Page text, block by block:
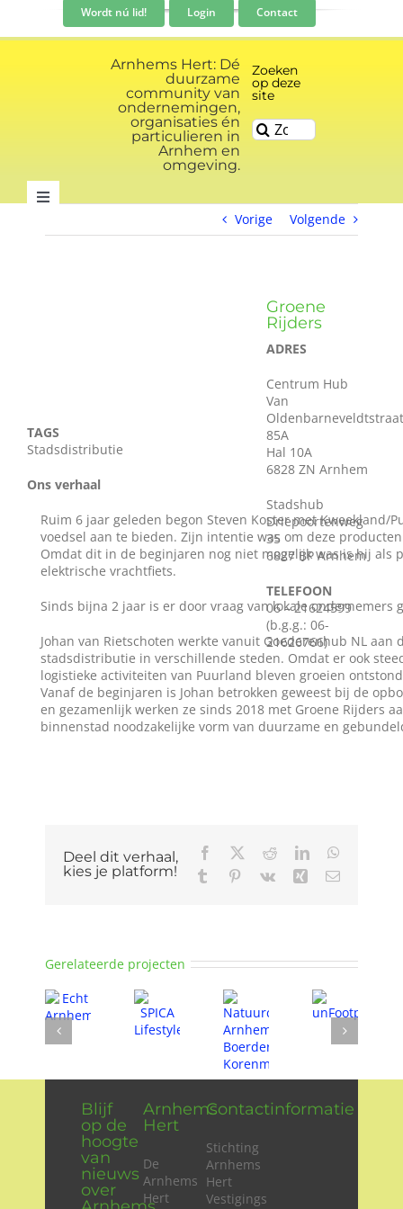
inhoud
Wordt nú lid! Login Contact
Arnhems Hert: Dé
duurzame
community van
ondernemingen,
organisaties én
particulieren in
Arnhem en
omgeving.
Zoeken
op deze
site
Zoeken
naar:
Toggle
Community
Diensten en produkten
Vacatures
Vorige Volgende
TAGS
Stadsdistributie
Ons verhaal
Ruim 6 jaar geleden begon Steven Koster met
voedsel aan te bieden. Zijn intentie was om deze
Omdat dit in de beginjaren nog niet mogelijk was is hij als
elektrische vrachtfiets.
Sinds bijna 2 jaar is er door vraag van lokale ondernemers
Johan van Rietschoten werkte vanuit Goederenhub NL
stadsdistributie in verschillende steden. Omdat er ook
logistieke activiteiten van Puurland bleven groeien
Vanaf de beginjaren is Johan betrokken geweest bij de
en gezamenlijk werken ze sinds 2018 met Groene Rijders
binnenstad noodzakelijke vorm van duurzame en
Groene
Rijders
ADRES
Centrum Hub
Van
85A
Hal 10A
6828 ZN Arnhem
Stadshub
Driepoortenweg
35
6827 BP Arnhem
TELEFOON
06 – 21624599
(b.g.g.: 06-
21626766)
Deel dit verhaal,
kies je platform!
Facebook RedditLinkedIn
Tumblr Pinterest
Vk Xing E-
Gerelateerde projecten
Blijf
op de
hoogte
van
nieuws
over
Arnhems
Hert
De
Arnhems
Hert
Contactinformatie
Stichting
Arnhems
Hert
Vestigings